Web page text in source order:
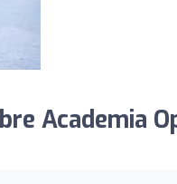
Academia